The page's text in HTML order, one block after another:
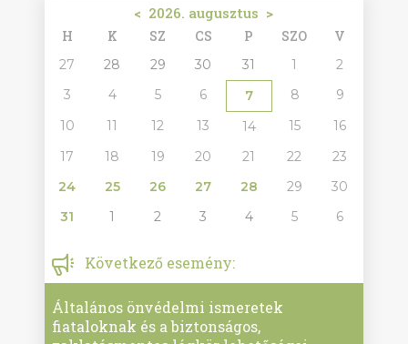
< 2026. augusztus >
H K SZ CS P SZO V
27 28 29 30 31 1
2
3
4 5 6 7 8
9
10
11 12 13 14 15
16
17
18 19 20 21 22
23
24
25 26 27 28 29
30
31
1 2 3 4 5 6
Következő esemény:
Általános önvédelmi ismeretek
fiataloknak és a biztonságos,